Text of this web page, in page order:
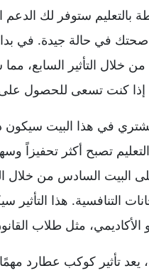
بالتعليم ستوفر لك
في حالة جيدة. في بداية
خلال التأثير السابع،
إذا كنت تسعى للحصول
في هذا البيت سيكون
تصبح أكثر تحفيزاً
البيت السادس من خلال
التنافسية. هذا
الأكاديمي، مثل طلاب
يعد تأثير كوكب عطارد